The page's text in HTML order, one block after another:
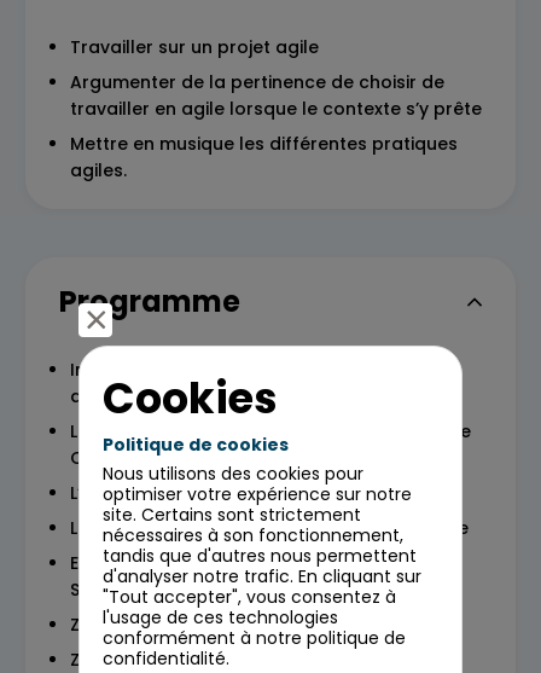
Travailler sur un projet agile
Argumenter de la pertinence de choisir de
travailler en agile lorsque le contexte s’y prête
Mettre en musique les différentes pratiques
agiles.
Programme
Introduction à la notion de processus de
développement
Le cycle de développement en cascade vs Le
Cycle Itératif / Incrémental
L’avènement des méthodes agiles
Les contraintes pour travailler en mode agile
Exemples de méthodes agiles très utilisées :
Scrum, XP, Lean, Kanban
Zoom sur le cadrage d’un projet agile
Zoom sur une itération
Cookies
Politique de cookies
Nous utilisons des cookies pour
optimiser votre expérience sur notre
site. Certains sont strictement
nécessaires à son fonctionnement,
tandis que d'autres nous permettent
d'analyser notre trafic. En cliquant sur
"Tout accepter", vous consentez à
l'usage de ces technologies
conformément à notre politique de
confidentialité.